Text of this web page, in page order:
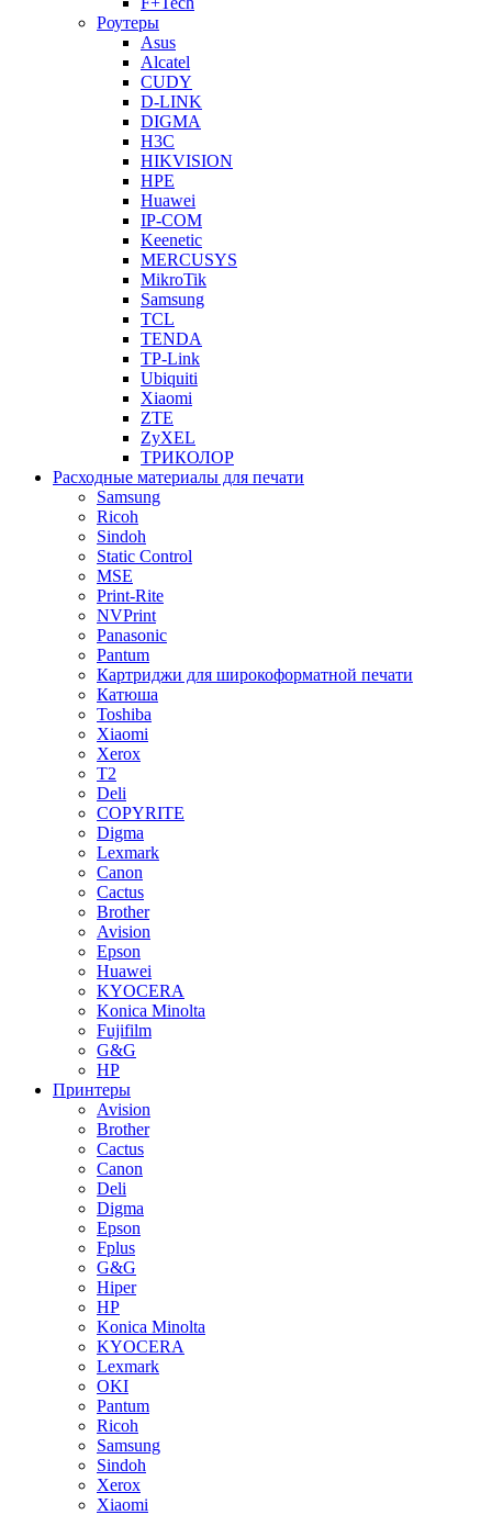
Роутеры
Asus
Alcatel
CUDY
D-LINK
DIGMA
H3C
HIKVISION
HPE
Huawei
IP-COM
Keenetic
MERCUSYS
MikroTik
Samsung
TCL
TENDA
TP-Link
Ubiquiti
Xiaomi
ZTE
ZyXEL
ТРИКОЛОР
Расходные материалы для печати
Samsung
Ricoh
Sindoh
Static Control
MSE
Print-Rite
NVPrint
Panasonic
Pantum
Картриджи для широкоформатной печати
Катюша
Toshiba
Xiaomi
Xerox
T2
Deli
COPYRITE
Digma
Lexmark
Canon
Cactus
Brother
Avision
Epson
Huawei
KYOCERA
Konica Minolta
Fujifilm
G&G
HP
Принтеры
Avision
Brother
Cactus
Canon
Deli
Digma
Epson
Fplus
G&G
Hiper
HP
Konica Minolta
KYOCERA
Lexmark
OKI
Pantum
Ricoh
Samsung
Sindoh
Xerox
Xiaomi